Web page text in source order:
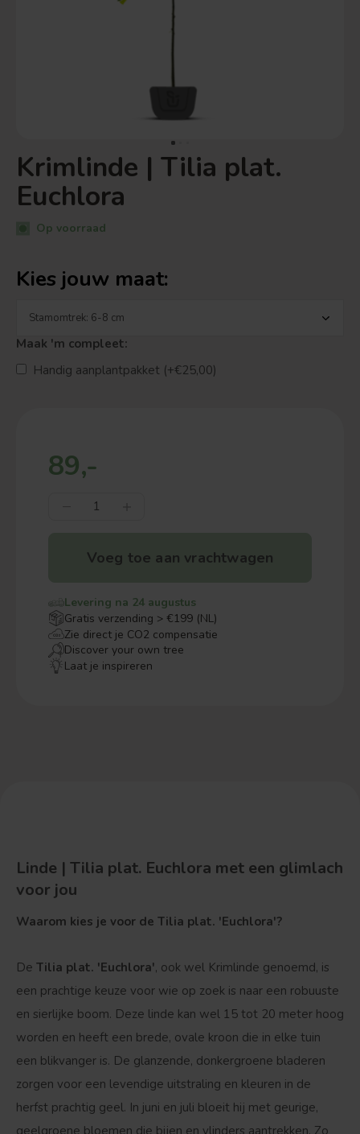
Krimlinde | Tilia plat.
Euchlora
Op voorraad
Kies jouw maat:
Maak 'm compleet:
Handig aanplantpakket (+€25,00)
89,-
Voeg toe aan vrachtwagen
Levering na 24 augustus
Gratis verzending > €199 (NL)
Zie direct je CO2 compensatie
Discover your own tree
Laat je inspireren
Linde | Tilia plat. Euchlora met een glimlach
voor jou
Waarom kies je voor de Tilia plat. 'Euchlora'?
De Tilia plat. 'Euchlora', ook wel Krimlinde genoemd, is
een prachtige keuze voor wie op zoek is naar een robuuste
en sierlijke boom. Deze linde kan wel 15 tot 20 meter hoog
worden en heeft een brede, ovale kroon die in elke tuin
een blikvanger is. De glanzende, donkergroene bladeren
zorgen voor een levendige uitstraling en kleuren in de
herfst prachtig geel. In juni en juli bloeit hij met geurige,
geelgroene bloemen die bijen en vlinders aantrekken. Zo